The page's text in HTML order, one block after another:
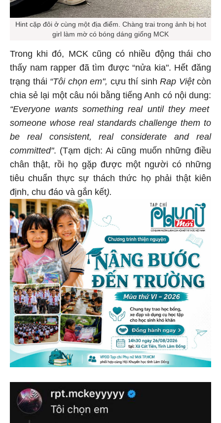
Hint cặp đôi ở cùng một địa điểm. Chàng trai trong ảnh bị hot
girl làm mờ có bóng dáng giống MCK
Trong khi đó, MCK cũng có nhiều động thái cho
thấy nam rapper đã tìm được “nửa kia". Hết đăng
trạng thái “Tôi chọn em", cựu thí sinh Rap Việt còn
chia sẻ lại một câu nói bằng tiếng Anh có nội dung:
“Everyone wants something real until they meet
someone whose real standards challenge them to
be real consistent, real considerate and real
committed". (Tạm dịch: Ai cũng muốn những điều
chân thật, rồi họ gặp được một người có những
tiêu chuẩn thực sự thách thức họ phải thật kiên
định, chu đáo và gắn kết).